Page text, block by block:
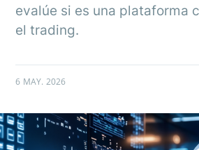
evalúe si es una plataforma
el trading.
6 MAY. 2026